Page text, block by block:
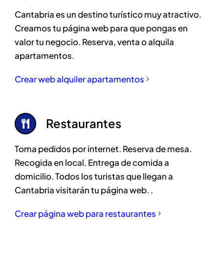
Cantabria es un destino turístico muy atractivo.
Creamos tu página web para que pongas en
valor tu negocio. Reserva, venta o alquila
apartamentos.
Crear web alquiler apartamentos
Restaurantes
Toma pedidos por internet. Reserva de mesa.
Recogida en local. Entrega de comida a
domicilio. Todos los turistas que llegan a
Cantabria visitarán tu página web. .
Crear página web para restaurantes